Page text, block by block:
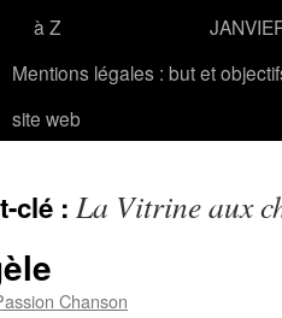
à Z
Mentions légales : but et
site web
clé : La Vitrine aux
Chanson